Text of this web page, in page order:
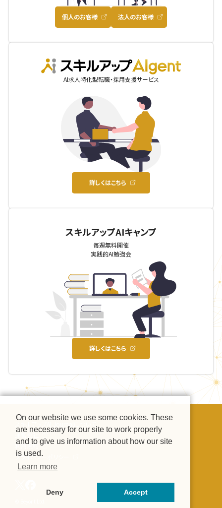
個人のお客様 法人のお客様
AIgent
AI求人特化型転職・採用支援サービス
詳しくはこちら
スキルアップAIキャンプ
毎週無料開催
実践的AI勉強会
詳しくはこちら
運営会社
利用規約
プライバシーポリシー
On our website we use some cookies. These
are necessary for our site to work properly
and to give us information about how our site
is used.
Learn more
Deny Accept